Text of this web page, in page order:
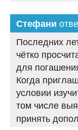
Стефани
Последних
чётко
для
Когда
условии
том числе
принять